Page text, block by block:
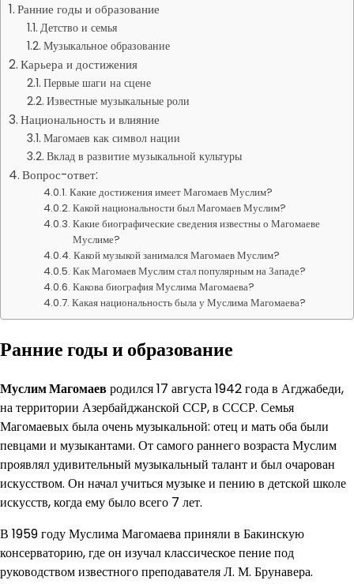
Ранние годы и образование
Детство и семья
Музыкальное образование
Карьера и достижения
Первые шаги на сцене
Известные музыкальные роли
Национальность и влияние
Магомаев как символ нации
Вклад в развитие музыкальной культуры
Вопрос-ответ:
Какие достижения имеет Магомаев Муслим?
Какой национальности был Магомаев Муслим?
Какие биографические сведения известны о Магомаеве
Муслиме?
Какой музыкой занимался Магомаев Муслим?
Как Магомаев Муслим стал популярным на Западе?
Какова биография Муслима Магомаева?
Какая национальность была у Муслима Магомаева?
Ранние годы и образование
Муслим Магомаевродился 17 августа 1942 года в Агджабеди,
на территории Азербайджанской ССР, в СССР. Семья
Магомаевых была очень музыкальной: отец и мать оба были
певцами и музыкантами. От самого раннего возраста Муслим
проявлял удивительный музыкальный талант и был очарован
искусством. Он начал учиться музыке и пению в детской школе
искусств, когда ему было всего 7 лет.
В 1959 году Муслима Магомаева приняли в Бакинскую
консерваторию, где он изучал классическое пение под
руководством известного преподавателя Л. М. Брунавера.